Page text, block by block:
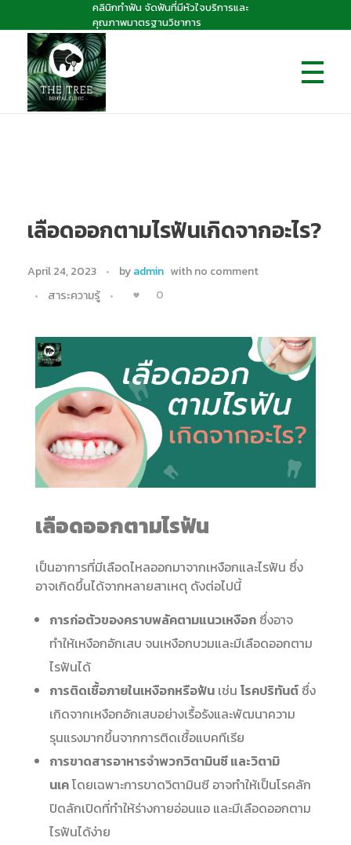
คลินิกทำฟัน จัดฟันที่มีหัวใจบริการและ
คุณภาพมาตรฐานวิชาการ
เลือดออกตามไรฟันเกิดจากอะไร?
April 24, 2023 byadmin withno comment
สาระความรู้
0
เลือดออกตามไรฟัน
เป็นอาการที่มีเลือดไหลออกมาจากเหงือกและไรฟัน ซึ่ง
อาจเกิดขึ้นได้จากหลายสาเหตุ ดังต่อไปนี้
การก่อตัวของคราบพลัคตามแนวเหงือกซึ่งอาจ
ทำให้เหงือกอักเสบ จนเหงือกบวมและมีเลือดออกตาม
ไรฟันได้
การติดเชื้อภายในเหงือกหรือฟันเช่น โรคปริทันต์ซึ่ง
เกิดจากเหงือกอักเสบอย่างเรื้อรังและพัฒนาความ
รุนแรงมากขึ้นจากการติดเชื้อแบคทีเรีย
การขาดสารอาหารจำพวกวิตามินซี และวิตามิ
นเคโดยเฉพาะการขาดวิตามินซี อาจทำให้เป็นโรคลัก
ปิดลักเปิดที่ทำให้ร่างกายอ่อนแอ และมีเลือดออกตาม
ไรฟันได้ง่าย